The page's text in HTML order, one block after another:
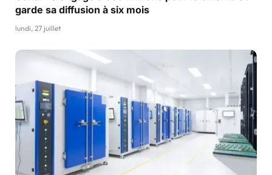
garde sa diffusion à six mois
lundi, 27 juillet